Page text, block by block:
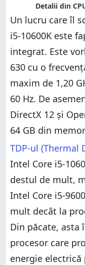
Detalii din
Un lucru care îl
i5-10600K este
integrat. Este
630 cu o
maxim de 1,20
60 Hz. De
DirectX 12 și
64 GB din
TDP-ul (Thermal
Intel Core i5-
destul de mult,
Intel Core i5-
mult decât la
Din păcate, asta
procesor care
energie